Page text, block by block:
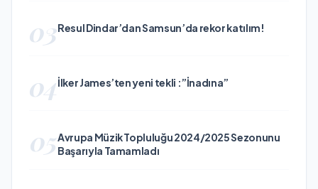
03Resul Dindar’dan Samsun’da rekor katılım!
04İlker James’ten yeni tekli :”İnadına”
05Avrupa Müzik Topluluğu 2024/2025 Sezonunu
Başarıyla Tamamladı